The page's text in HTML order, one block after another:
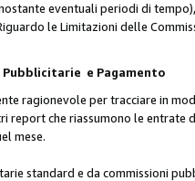
eventuali periodi di
le Limitazioni delle
Pubblicitarie e Pagamento
ragionevole per tracciare in
report che riassumono le
mese.
standard e da commissioni